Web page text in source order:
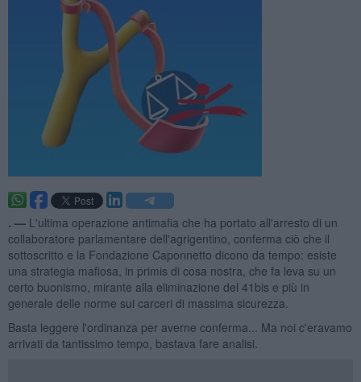
. — L'ultima operazione antimafia che ha portato all'arresto di un
collaboratore parlamentare dell'agrigentino, conferma ciò che il
sottoscritto e la Fondazione Caponnetto dicono da tempo: esiste
una strategia mafiosa, in primis di cosa nostra, che fa leva su un
certo buonismo, mirante alla eliminazione del 41bis e più in
generale delle norme sui carceri di massima sicurezza.
Basta leggere l'ordinanza per averne conferma... Ma noi c'eravamo
arrivati da tantissimo tempo, bastava fare analisi.